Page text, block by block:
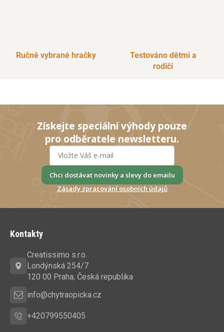
Ručně vybrané hračky
Testováno dětmi a
rodiči
Získejte speciální výhody pouze
pro odběratele newsletteru.
Chci dostávat novinky a slevy do emailu
Zásady zpracování osobních údajů
Kontakty
Creatissimo s.r.o.
Londýnská 254/7
120 00 Praha, Česká republika
info@chytraopicka.cz
+420799550405